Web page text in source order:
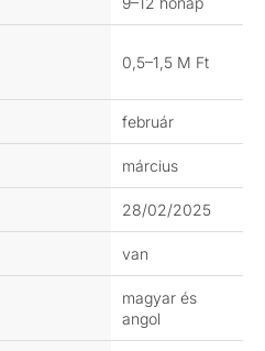
0,5–1,5 M Ft
február
március
28/02/2025
van
magyar és
angol